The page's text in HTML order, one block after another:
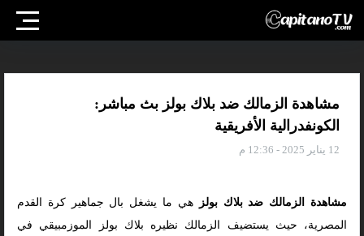
مشاهدة الزمالك ضد بلاك بولز بث مباشر:
الكونفدرالية الأفريقية
12 يناير 2025 - 12:36 م
مشاهدة الزمالك ضد بلاك بولز
هي ما يشغل بال جماهير كرة القدم
المصرية، حيث يستضيف الزمالك نظيره بلاك بولز الموزمبيقي في